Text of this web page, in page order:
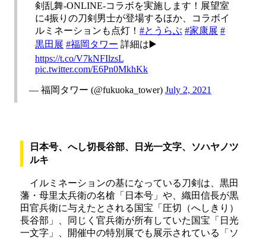
剣乱舞-ONLINE-コラボを実施します！展望室
に4振りの刀剣男士が登場するほか、コラボイ
ルミネーションも点灯！ #とうらぶ #家康展 #
黒田展 #福岡タワー 詳細は▶️
https://t.co/V7kNFIlzsL
pic.twitter.com/E6Pn0MkhKk
— 福岡タワー (@fukuoka_tower) July 2, 2021
日本号、へし切長谷部、日光一文字、ソハヤノツ
ルキ
イルミネーションの基になっている刀剣は、黒田
藩・母里太兵衛の名槍「日本号」や、織田信長が黒
田官兵衛に与えたとされる国宝「圧切（へしきり）
長谷部」、同じく官兵衛が所有していた国宝「日光
一文字」、開催中の特別展でも展示されている「ソ